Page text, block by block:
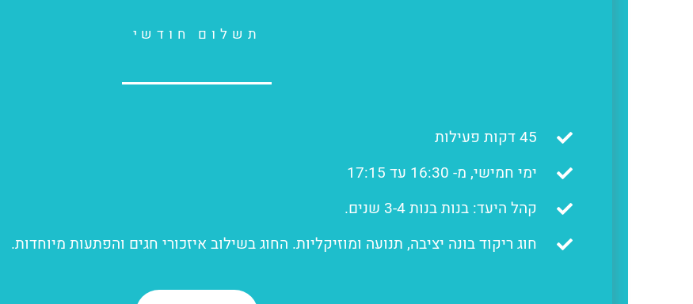
תשלום חודשי
45 דקות פעילות
ימי חמישי, מ- 16:30 עד 17:15
קהל היעד: בנות בנות 3-4 שנים.
חוג ריקוד בונה יציבה, תנועה ומוזיקליות. החוג בשילוב איזכורי חגים והפתעות מיוחדות.